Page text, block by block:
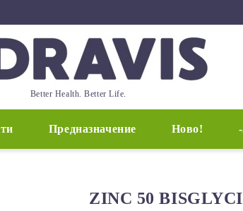
Better Health. Better Life.
Предназначение Ново!
ZINC 50